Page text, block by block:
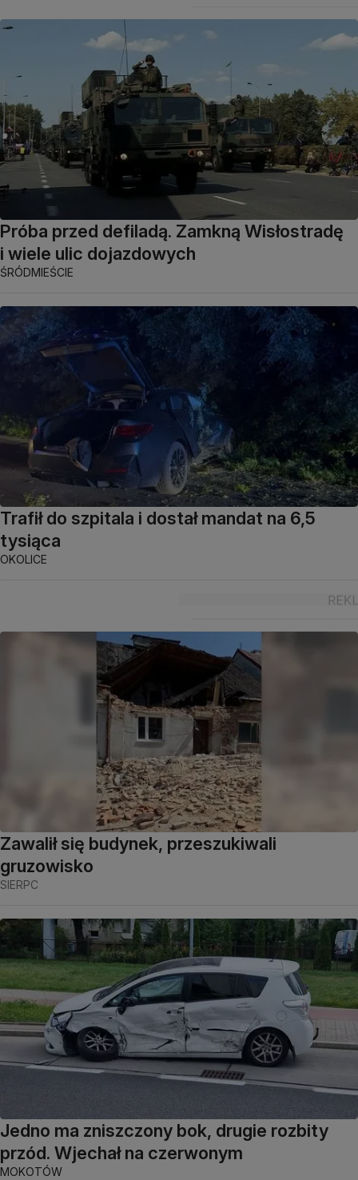
Próba przed defiladą. Zamkną Wisłostradę
i wiele ulic dojazdowych
ŚRÓDMIEŚCIE
Trafił do szpitala i dostał mandat na 6,5
tysiąca
OKOLICE
Zawalił się budynek, przeszukiwali
gruzowisko
SIERPC
Jedno ma zniszczony bok, drugie rozbity
przód. Wjechał na czerwonym
MOKOTÓW